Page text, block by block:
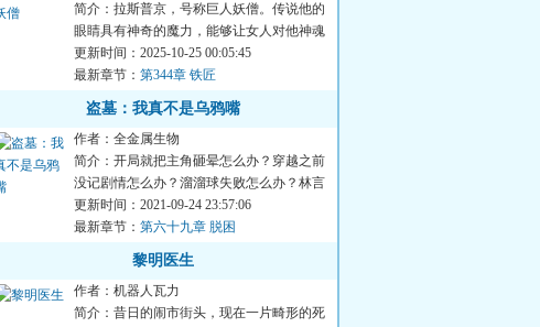
简介：拉斯普京，号称巨人妖僧。传说他的
眼睛具有神奇的魔力，能够让女人对他神魂
颠倒，他甚至与俄国皇后...
更新时间：2025-10-25 00:05:45
最新章节： 第344章 铁匠
盗墓：我真不是乌鸦嘴
作者：全金属生物
简介：开局就把主角砸晕怎么办？穿越之前
没记剧情怎么办？溜溜球失败怎么办？林言
的表情逐渐绝望。要不，...
更新时间：2021-09-24 23:57:06
最新章节： 第六十九章 脱困
黎明医生
作者：机器人瓦力
简介：昔日的闹市街头，现在一片畸形的死